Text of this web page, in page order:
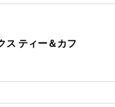
ス ティー＆カフ